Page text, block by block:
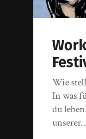
Wie
In was
du